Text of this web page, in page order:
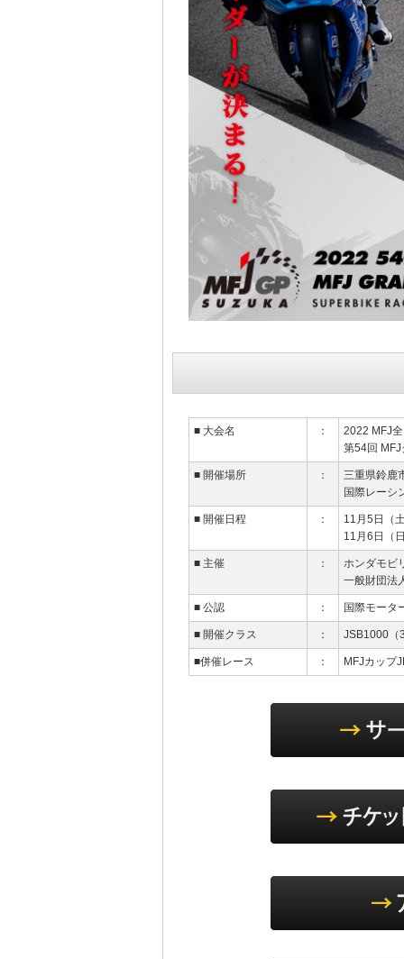
■ 大会名 ：
2022 MFJ
第54回
■ 開催場所 ：
三重県鈴鹿
国際レーシ
■ 開催日程 ：
11月5日（
11月6日（
■ 主催 ：
ホンダモビ
一般財団法
■ 公認 ： 国際モータ
■ 開催クラス ： JSB1000（
■併催レース ： MFJカップ